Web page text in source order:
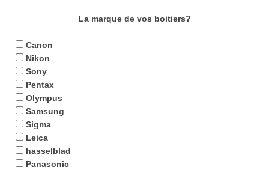
La marque de vos boitiers?
Canon
Nikon
Sony
Pentax
Olympus
Samsung
Sigma
Leica
hasselblad
Panasonic